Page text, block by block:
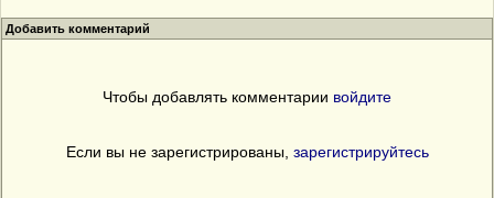
Добавить комментарий
Чтобы добавлять комментарии войдите
Если вы не зарегистрированы, зарегистрируйтесь